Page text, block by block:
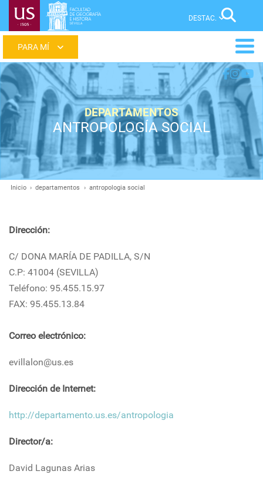
Pasar
menu
DEPARTAMENTOS
ANTROPOLOGÍA SOCIAL
Ruta
navegación
Inicio departamentos antropologia social
Dirección:
C/ DONA MARÍA DE PADILLA, S/N
C.P: 41004 (SEVILLA)
Teléfono: 95.455.15.97
FAX: 95.455.13.84
Correo electrónico:
evillalon@us.es
Dirección de Internet:
http://departamento.us.es/antropologia
Director/a:
David Lagunas Arias